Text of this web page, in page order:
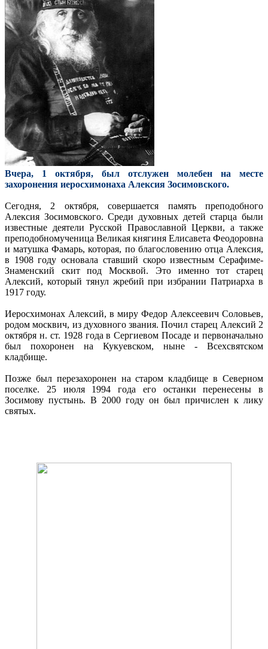
Вчера, 1 октября, был отслужен молебен на месте
захоронения иеросхимонаха Алексия Зосимовского.
Сегодня, 2 октября, совершается память преподобного
Алексия Зосимовского. Среди духовных детей старца были
известные деятели Русской Православной Церкви, а также
преподобномученица Великая княгиня Елисавета Феодоровна
и матушка Фамарь, которая, по благословению отца Алексия,
в 1908 году основала ставший скоро известным Серафиме-
Знаменский скит под Москвой. Это именно тот старец
Алексий, который тянул жребий при избрании Патриарха в
1917 году.
Иеросхимонах Алексий, в миру Федор Алексеевич Соловьев,
родом москвич, из духовного звания. Почил старец Алексий 2
октября н. ст. 1928 года в Сергиевом Посаде и первоначально
был похоронен на Кукуевском, ныне - Всехсвятском
кладбище.
Позже был перезахоронен на старом кладбище в Северном
поселке. 25 июля 1994 года его останки перенесены в
Зосимову пустынь. В 2000 году он был причислен к лику
святых.